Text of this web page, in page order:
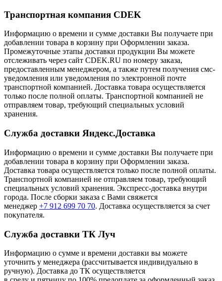
Транспортная компания CDEK
Информацию о времени и сумме доставки Вы получаете при
добавлении товара в корзину при Оформлении заказа.
Промежуточные этапы доставки продукции Вы можете
отслеживать через сайт CDEK.RU по номеру заказа,
предоставленным менеджером, а также путем получения смс-
уведомления или уведомления по электронной почте
транспортной компанией. Доставка товара осуществляется
только после полной оплаты. Транспортной компанией не
отправляем товар, требующий специальных условий
хранения.
Служба доставки Яндекс.Доставка
Информацию о времени и сумме доставки Вы получаете при
добавлении товара в корзину при Оформлении заказа.
Доставка товара осуществляется только после полной оплаты.
Транспортной компанией не отправляем товар, требующий
специальных условий хранения. Экспресс-доставка внутри
города. После сборки заказа с Вами свяжется
менеджер +7 912 699 70 70. Доставка осуществляется за счет
покупателя.
Служба доставки ТК Луч
Информацию о сумме и времени доставки вы можете
уточнить у менеджера (рассчитывается индивидуально в
ручную). Доставка до ТК осуществляется